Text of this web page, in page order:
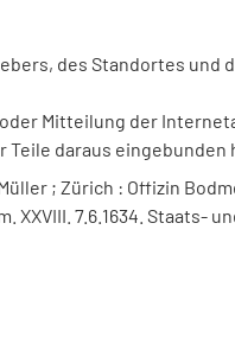
des Standortes und
Mitteilung der
Teile daraus eingebunden
; Zürich : Offizin
XXVIII. 7.6.1634.